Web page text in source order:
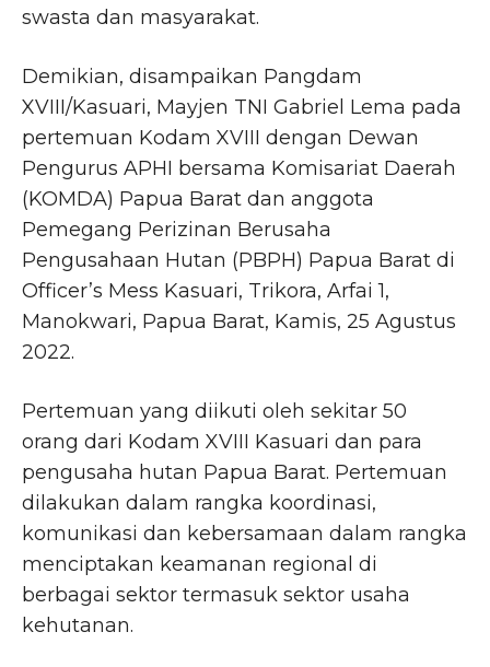
swasta dan masyarakat.
Demikian, disampaikan Pangdam
XVIII/Kasuari, Mayjen TNI Gabriel Lema pada
pertemuan Kodam XVIII dengan Dewan
Pengurus APHI bersama Komisariat Daerah
(KOMDA) Papua Barat dan anggota
Pemegang Perizinan Berusaha
Pengusahaan Hutan (PBPH) Papua Barat di
Officer’s Mess Kasuari, Trikora, Arfai 1,
Manokwari, Papua Barat, Kamis, 25 Agustus
2022.
Pertemuan yang diikuti oleh sekitar 50
orang dari Kodam XVIII Kasuari dan para
pengusaha hutan Papua Barat. Pertemuan
dilakukan dalam rangka koordinasi,
komunikasi dan kebersamaan dalam rangka
menciptakan keamanan regional di
berbagai sektor termasuk sektor usaha
kehutanan.